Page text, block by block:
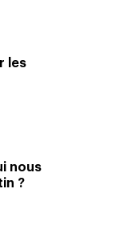
les
nous
?